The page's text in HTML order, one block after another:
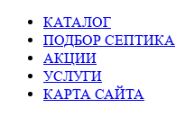
КАТАЛОГ
ПОДБОР СЕПТИКА
АКЦИИ
УСЛУГИ
КАРТА САЙТА